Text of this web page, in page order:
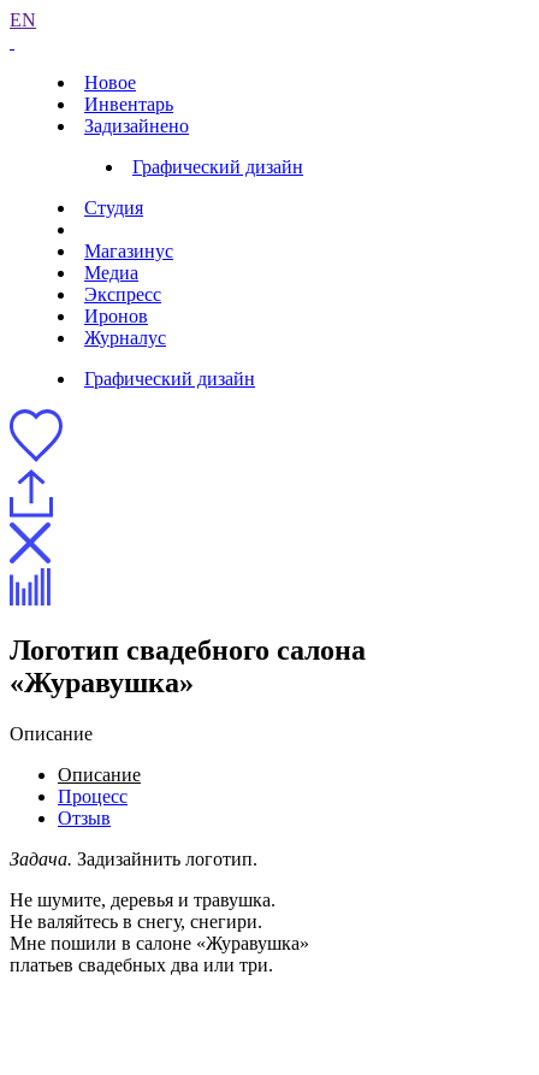
EN
Новое
Инвентарь
Задизайнено
Графический дизайн
Студия
Магазинус
Медиа
Экспресс
Иронов
Журналус
Графический дизайн
Логотип свадебного салона
«Журавушка»
Описание
Описание
Процесс
Отзыв
Задача. Задизайнить логотип.
Не шумите, деревья и травушка.
Не валяйтесь в снегу, снегири.
Мне пошили в салоне «Журавушка»
платьев свадебных два или три.